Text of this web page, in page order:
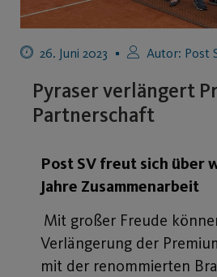
26. Juni 2023 Autor: Post
Pyraser verlängert
Partnerschaft
Post SV freut sich über
Jahre Zusammenarbeit
Mit großer Freude
Verlängerung der
mit der renommierten